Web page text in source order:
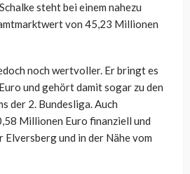
steht bei einem nahezu
von 45,23 Millionen
noch wertvoller. Er bringt es
und gehört damit sogar zu den
der 2. Bundesliga. Auch
Millionen Euro finanziell und
und in der Nähe vom